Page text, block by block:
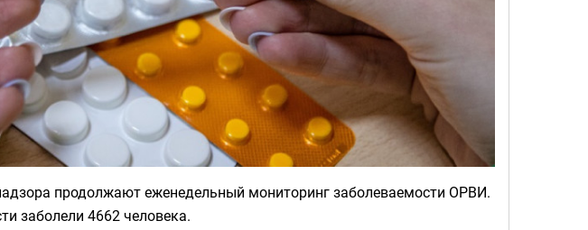
продолжают еженедельный мониторинг заболеваемости ОРВИ.
заболели 4662 человека.